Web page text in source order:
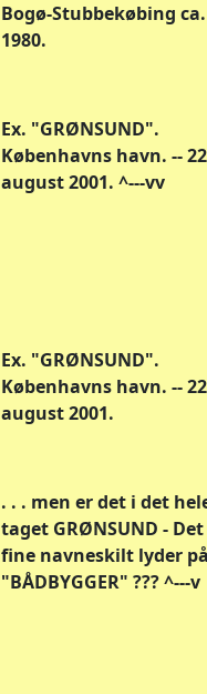
Bogø-Stubbekøbing ca.
1980.
Ex. "GRØNSUND".
Københavns havn. --
august 2001. ^---vv
Ex. "GRØNSUND".
Københavns havn. --
august 2001.
. . . men er det i det
taget GRØNSUND - Det
fine navneskilt lyder
"BÅDBYGGER" ??? ^---v